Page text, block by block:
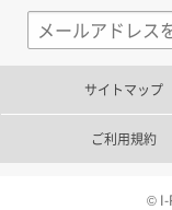
サイトマップ
ご利用規約
© I-